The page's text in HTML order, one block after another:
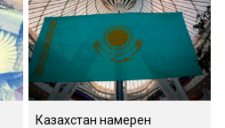
Казахстан намерен